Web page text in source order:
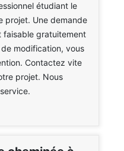
étudiant le
projet. Une demande
faisable gratuitement
modification, vous
Contactez vite
projet. Nous